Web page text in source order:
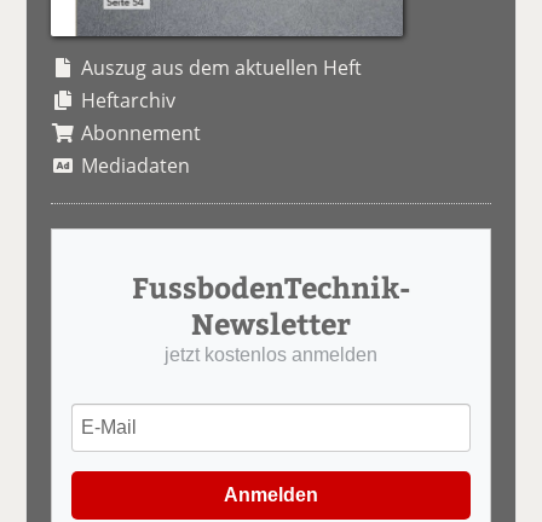
Auszug aus dem aktuellen Heft
Heftarchiv
Abonnement
Mediadaten
FussbodenTechnik-
Newsletter
jetzt kostenlos anmelden
Anmelden